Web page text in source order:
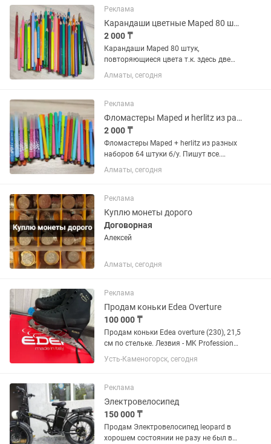
Реклама
Карандаши цветные Maped 80 штук б/у
2 000 ₸
Карандаши Maped 80 штук,
повторяющиеся цвета т.к. здесь две
пачки.. Куплены в абди
Алматы, сегодня
Реклама
Фломастеры Maped и herlitz из разных наборов 64 штуки б/у
2 000 ₸
Фломастеры Maped + herlitz из разных
наборов 64 штуки б/у. Пишут все.
Куплены в абди
Алматы, сегодня
Реклама
Куплю монеты дорого
Договорная
Алексей
Алматы, сегодня
Реклама
Продам коньки Edea Overture
100 000 ₸
Продам коньки Edea overture (230), 21,5
см по стельке. Лезвия - MK Professional.
Катали один сезон, куплены в Sportbox.
Защита на лезвия фирмы Edea в
Усть-Каменогорск, сегодня
Реклама
Электровелосипед
150 000 ₸
Продам Электровелосипед leopard в
хорошем состоянии не разу не был в